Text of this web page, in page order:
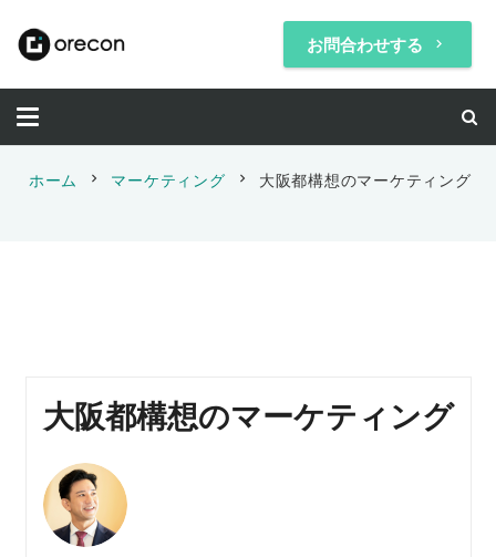
お問合わせする keyboard_arrow_right
ホーム chevron_right マーケティング chevron_right 大阪都構想のマーケティング
大阪都構想のマーケティング